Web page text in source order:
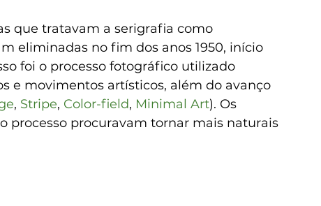
que tratavam a serigrafia como
eliminadas no fim dos anos 1950, início
foi o processo fotográfico utilizado
e movimentos artísticos, além do avanço
, Stripe, Color-field, Minimal Art). Os
processo procuravam tornar mais naturais